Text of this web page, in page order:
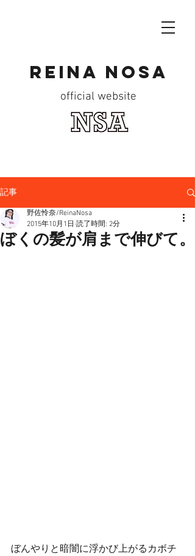
reina nosa
official website
記事
ぼくの髪が肩まで伸びて。
野佐怜奈/ReinaNosa
2015年10月1日 読了時間: 2分
ぼんやりと暗闇に浮かび上がるカボチ